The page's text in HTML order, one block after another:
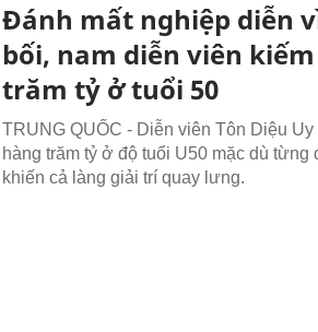
Đánh mất nghiệp diễn
bối, nam diễn viên
trăm tỷ ở tuổi 50
TRUNG QUỐC - Diễn viên Tôn Diệu Uy
hàng trăm tỷ ở độ tuổi U50 mặc dù từng
khiến cả làng giải trí quay lưng.